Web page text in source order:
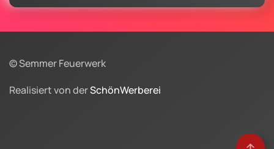
© Semmer Feuerwerk
Realisiert von derSchönWerberei